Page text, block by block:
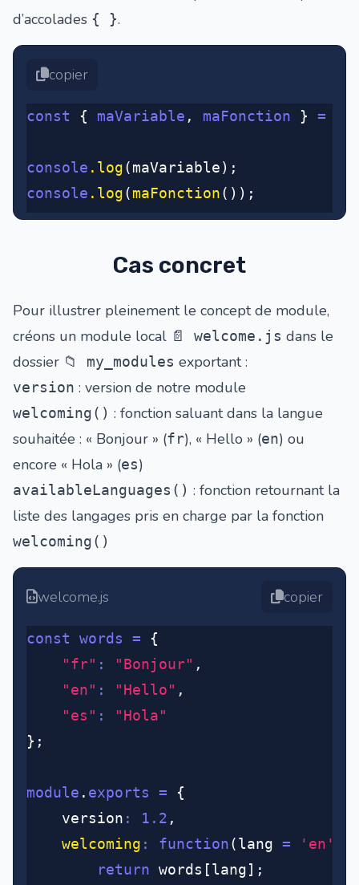
d’accolades { }.
copier
const { maVariable , maFonction } =
console .log(maVariable);
console .log(maFonction());
Cas concret
Pour illustrer pleinement le concept de module,
créons un module local 📄 welcome.js dans le
dossier 📁 my_modules exportant :
version : version de notre module
welcoming() : fonction saluant dans la langue
souhaitée : « Bonjour » (fr), « Hello » (en) ou
encore « Hola » (es)
availableLanguages() : fonction retournant la
liste des langages pris en charge par la fonction
welcoming()
welcome.js copier
const words = {
	"fr"
: "Bonjour" ,
	"en"
: "Hello" ,
	"es"
:
"Hola"
};
module . exports = {
	version
: 1.2 ,
	welcoming
: function(lang = 'en'
		return
words[lang];